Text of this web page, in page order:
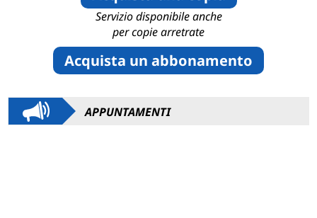
Servizio disponibile anche
per copie arretrate
Acquista un abbonamento
APPUNTAMENTI